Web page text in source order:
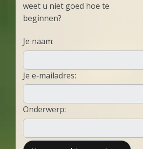
weet u niet goed hoe te
beginnen?
Je naam:
Je e-mailadres:
Onderwerp: